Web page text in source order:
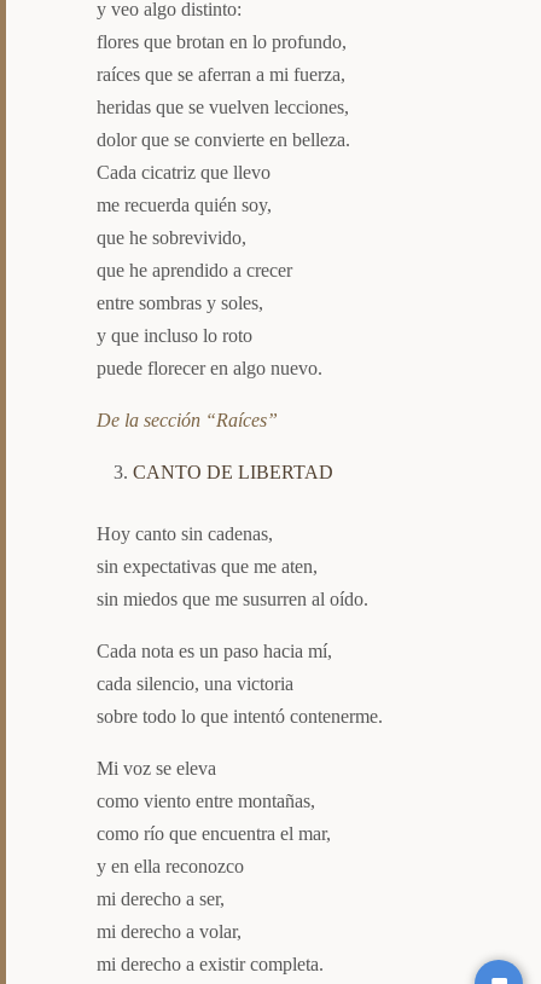
y veo algo distinto:
flores que brotan en lo profundo,
raíces que se aferran a mi fuerza,
heridas que se vuelven lecciones,
dolor que se convierte en belleza.
Cada cicatriz que llevo
me recuerda quién soy,
que he sobrevivido,
que he aprendido a crecer
entre sombras y soles,
y que incluso lo roto
puede florecer en algo nuevo.
De la sección “Raíces”
CANTO DE LIBERTAD
Hoy canto sin cadenas,
sin expectativas que me aten,
sin miedos que me susurren al oído.
Cada nota es un paso hacia mí,
cada silencio, una victoria
sobre todo lo que intentó contenerme.
Mi voz se eleva
como viento entre montañas,
como río que encuentra el mar,
y en ella reconozco
mi derecho a ser,
mi derecho a volar,
mi derecho a existir completa.